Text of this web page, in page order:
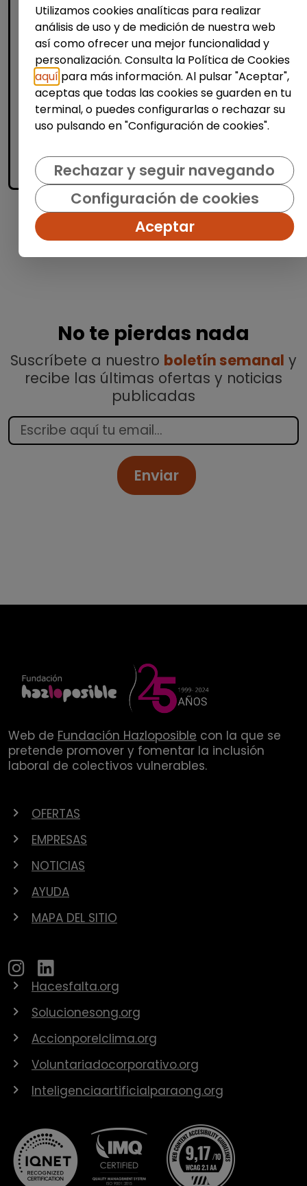
La persona seleccionada se encargará de
confeccionar ofertas gastronómicas y
determinar la calidad de las materias
primas, satisfaciendo las necesidades del
cliente. También s...
% de respuesta: 100,00%
accessibility_newPersonas con discapacidad
1
No te pierdas nada
Suscríbete a nuestro boletín semanal y
recibe las últimas ofertas y noticias
publicadas
Enviar
Web de Fundación Hazloposible con la que se
pretende promover y fomentar la inclusión
laboral de colectivos vulnerables.
OFERTAS
EMPRESAS
NOTICIAS
AYUDA
MAPA DEL SITIO
Hacesfalta.org
Solucionesong.org
Accionporelclima.org
Voluntariadocorporativo.org
Inteligenciaartificialparaong.org
Utilizamos cookies analíticas para realizar
análisis de uso y de medición de nuestra web
así como ofrecer una mejor funcionalidad y
personalización. Consulta la Política de Cookies
aquí para más información. Al pulsar "Aceptar",
aceptas que todas las cookies se guarden en tu
terminal, o puedes configurarlas o rechazar su
uso pulsando en "Configuración de cookies".
Rechazar y seguir navegando
Configuración de cookies
Aceptar